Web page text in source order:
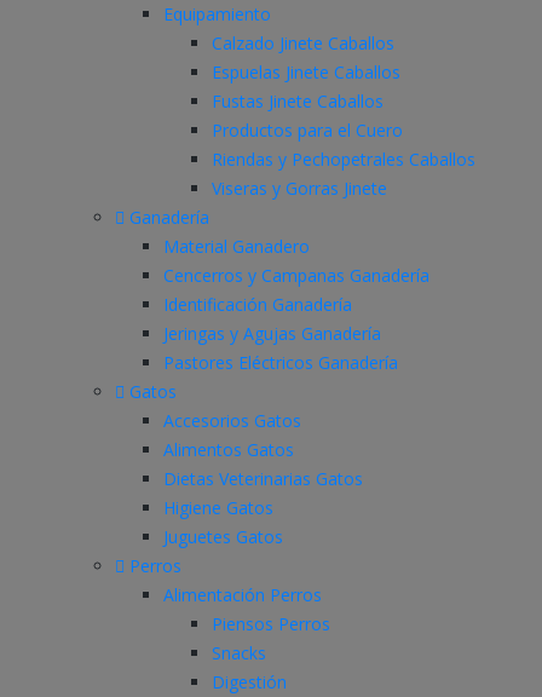
Equipamiento
Calzado Jinete Caballos
Espuelas Jinete Caballos
Fustas Jinete Caballos
Productos para el Cuero
Riendas y Pechopetrales Caballos
Viseras y Gorras Jinete
Ganadería
Material Ganadero
Cencerros y Campanas Ganadería
Identificación Ganadería
Jeringas y Agujas Ganadería
Pastores Eléctricos Ganadería
Gatos
Accesorios Gatos
Alimentos Gatos
Dietas Veterinarias Gatos
Higiene Gatos
Juguetes Gatos
Perros
Alimentación Perros
Piensos Perros
Snacks
Digestión